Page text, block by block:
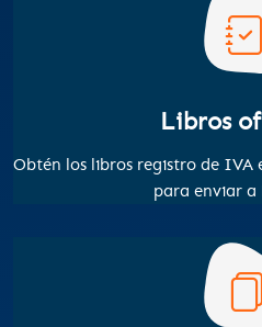
Libros
Obtén los libros registro de
para enviar a